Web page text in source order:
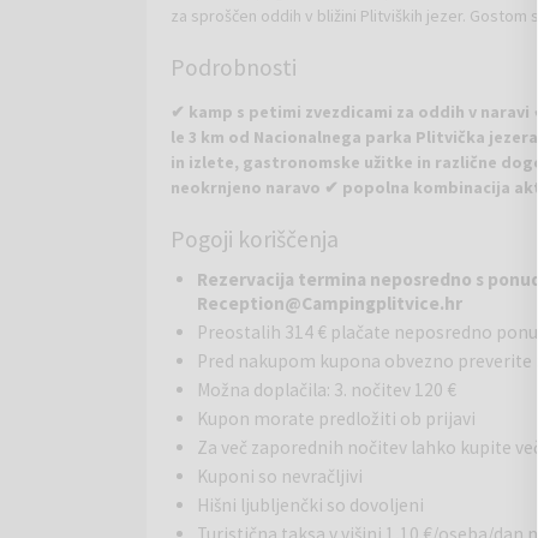
za sproščen oddih v bližini Plitviških jezer. Gostom
Podrobnosti
✔ kamp s petimi zvezdicami za oddih v
le 3 km od Nacionalnega parka Plitvička
in izlete, gastronomske užitke in različne
neokrnjeno naravo ✔ popolna kombinacija
Kamp Plitvicese nahaja v neposredni bližini
parka, ki ga najdemo na popisu svetovne
in vonji narave, zato vam ponuja mirno oazo
hiškah in parcelah ter s pomočjo vrhunskih
potrebujete. Kamp ima 27 mobilnih hišic, 56 parcel
Bazen: V kampu je na voljo zunanji bazen, ki nudi
prostor za sončenje in sprostitev. Ob bazenu se
Gastronomija : Kamp ima restavracijo z
široko paleto lokalnih dobrot, ki bodo zaokrožile
Pogoji koriščenja
Rezervacija termina neposredno s
Reception@Campingplitvice.hr
Preostalih 314 € plačate neposredno
Pred nakupom kupona obvezno preverite
Možna doplačila: 3. nočitev 120 €
Kupon morate predložiti ob prijavi
Za več zaporednih nočitev lahko kupite
Kuponi so nevračljivi
Hišni ljubljenčki so dovoljeni